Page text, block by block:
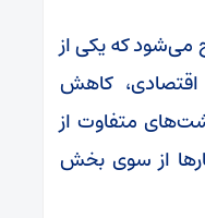
که یکی از
اقتصادی، کاهش
متفاوت از
از سوی بخش